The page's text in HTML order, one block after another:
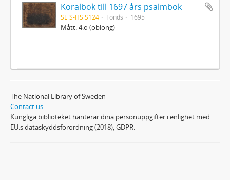
Koralbok till 1697 års psalmbok
SE S-HS S124 Fonds 1695
Mått: 4:o (oblong)
The National Library of Sweden
Contact us
Kungliga biblioteket hanterar dina personuppgifter i enlighet med
EU:s dataskyddsförordning (2018), GDPR.